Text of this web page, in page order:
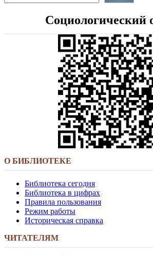
Социологический
О БИБЛИОТЕКЕ
Библиотека сегодня
Библиотека в цифрах
Правила пользования
Режим работы
Историческая справка
ЧИТАТЕЛЯМ